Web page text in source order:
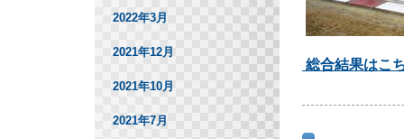
総合結果はこ
2022年3月
2021年12月
2021年10月
2021年7月